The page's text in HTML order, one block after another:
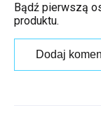
Bądź pierwszą
produktu.
Dodaj